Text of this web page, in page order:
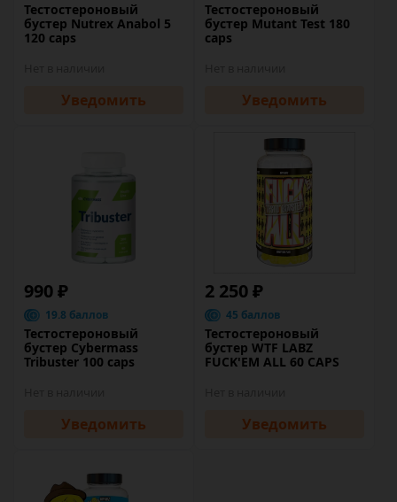
Тестостероновый
бустер Nutrex Anabol 5
120 caps
Уведомить
Тестостероновый
бустер Mutant Test 180
caps
Уведомить
990 ₽
19.8 баллов
Тестостероновый
бустер Cybermass
Tribuster 100 caps
Уведомить
2 250 ₽
45 баллов
Тестостероновый
бустер WTF LABZ
FUCK'EM ALL 60 CAPS
Уведомить